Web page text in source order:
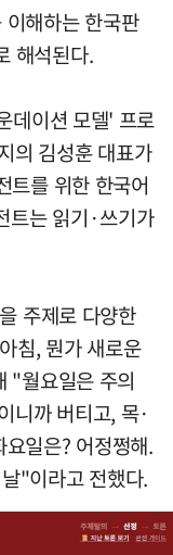
해하는 한국판
해석된다.
데이션 모델' 프로
의 김성훈 대표가
트를 위한 한국어
트는 읽기·쓰기가
주제로 다양한
침, 뭔가 새로운
"월요일은 주의
니까 버티고, 목·
일은? 어정쩡해.
"이라고 전했다.